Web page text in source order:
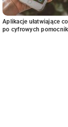
Aplikacje ułatwiające
po cyfrowych